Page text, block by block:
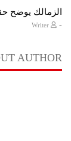
الزمالك يوضح
-
AUTHOR